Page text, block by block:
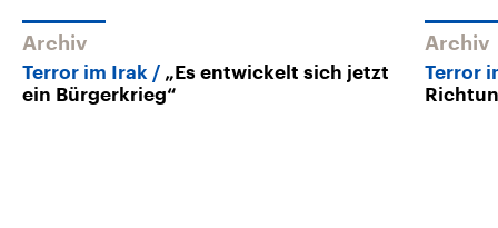
Archiv
Terror im Irak
„Es entwickelt sich jetzt
ein Bürgerkrieg“
Archiv
Terror